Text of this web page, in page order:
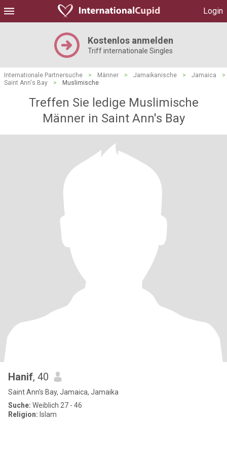
Login
Kostenlos anmelden
Triff internationale Singles
Internationale Partnersuche > Männer > Jamaikanische > Jamaica
>
Saint Ann's Bay
> Muslimische
Treffen Sie ledige Muslimische
Männer in Saint Ann's Bay
Hanif, 40
Saint Ann's Bay, Jamaica, Jamaika
Suche: Weiblich 27 - 46
Religion: Islam